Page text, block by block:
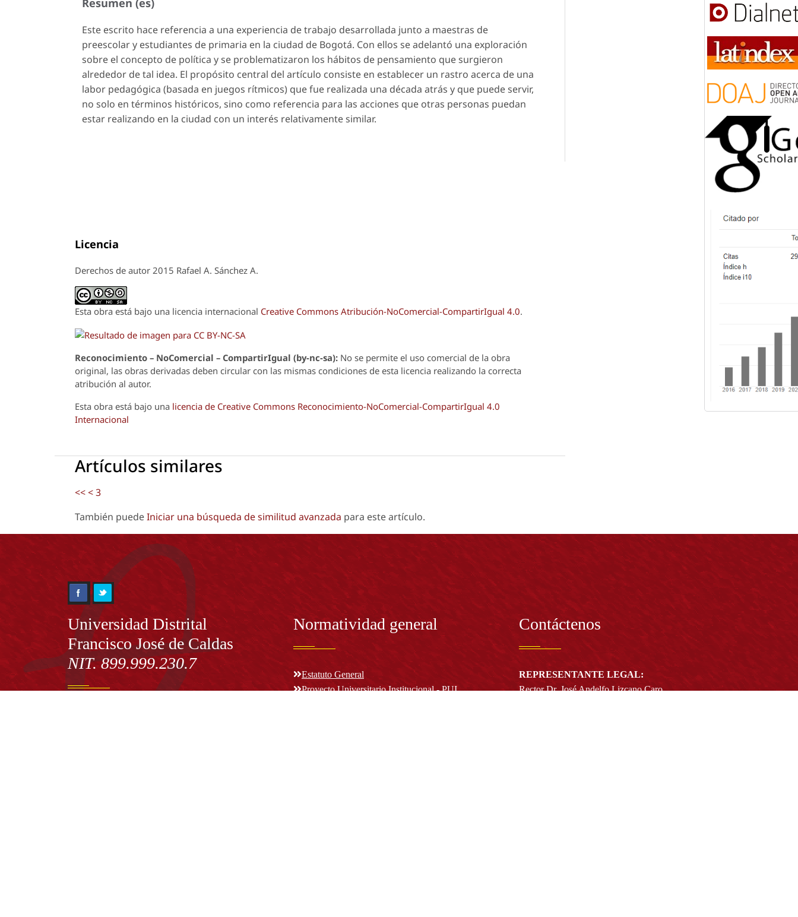
Este escrito hace referencia a una experiencia de trabajo desarrollada junto a maestras de
preescolar y estudiantes de primaria en la ciudad de Bogotá. Con ellos se adelantó una exploración
sobre el concepto de política y se problematizaron los hábitos de pensamiento que surgieron
alrededor de tal idea. El propósito central del artículo consiste en establecer un rastro acerca de una
labor pedagógica (basada en juegos rítmicos) que fue realizada una década atrás y que puede servir,
no solo en términos históricos, sino como referencia para las acciones que otras personas puedan
estar realizando en la ciudad con un interés relativamente similar.
Licencia
Derechos de autor 2015 Rafael A. Sánchez A.
Esta obra está bajo una licencia internacional Creative Commons Atribución-NoComercial-CompartirIgual 4.0.
Reconocimiento – NoComercial – CompartirIgual (by-nc-sa): No se permite el uso comercial de la obra
original, las obras derivadas deben circular con las mismas condiciones de esta licencia realizando la correcta
atribución al autor.
Esta obra está bajo una licencia de Creative Commons Reconocimiento-NoComercial-CompartirIgual 4.0
Internacional
Artículos similares
<<<3
También puedeIniciar una búsqueda de similitud avanzada para este artículo.
Información
Universidad Distrital
Francisco José de Caldas
NIT. 899.999.230.7
Normatividad general
Estatuto General
Proyecto Universitario Institucional - PUI
Contáctenos
REPRESENTANTE LEGAL:
Rector Dr. José Andelfo Lizcano Caro